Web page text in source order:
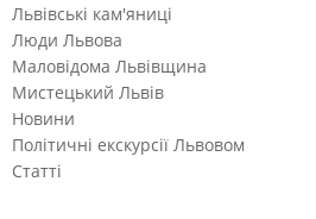
Львівські кам'яниці
Люди Львова
Маловідома Львівщина
Мистецький Львів
Новини
Політичні екскурсії Львовом
Статті